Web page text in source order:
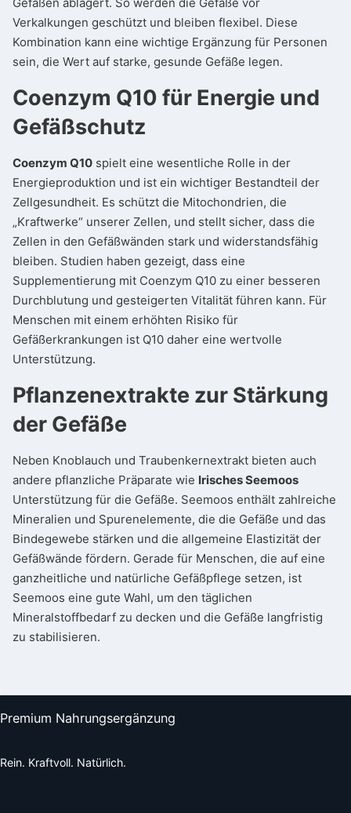
Verkalkungen geschützt und bleiben flexibel. Diese
Kombination kann eine wichtige Ergänzung für Personen
sein, die Wert auf starke, gesunde Gefäße legen.
Coenzym Q10 für Energie und
Gefäßschutz
Coenzym Q10 spielt eine wesentliche Rolle in der
Energieproduktion und ist ein wichtiger Bestandteil der
Zellgesundheit. Es schützt die Mitochondrien, die
„Kraftwerke“ unserer Zellen, und stellt sicher, dass die
Zellen in den Gefäßwänden stark und widerstandsfähig
bleiben. Studien haben gezeigt, dass eine
Supplementierung mit Coenzym Q10 zu einer besseren
Durchblutung und gesteigerten Vitalität führen kann. Für
Menschen mit einem erhöhten Risiko für
Gefäßerkrankungen ist Q10 daher eine wertvolle
Unterstützung.
Pflanzenextrakte zur Stärkung
der Gefäße
Neben Knoblauch und Traubenkernextrakt bieten auch
andere pflanzliche Präparate wie Irisches Seemoos
Unterstützung für die Gefäße. Seemoos enthält zahlreiche
Mineralien und Spurenelemente, die die Gefäße und das
Bindegewebe stärken und die allgemeine Elastizität der
Gefäßwände fördern. Gerade für Menschen, die auf eine
ganzheitliche und natürliche Gefäßpflege setzen, ist
Seemoos eine gute Wahl, um den täglichen
Mineralstoffbedarf zu decken und die Gefäße langfristig
zu stabilisieren.
Premium Nahrungsergänzung
Rein. Kraftvoll. Natürlich.